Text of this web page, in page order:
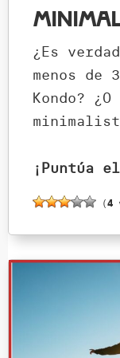
¿Es
menos de
Kondo?
¡Puntúa
(4